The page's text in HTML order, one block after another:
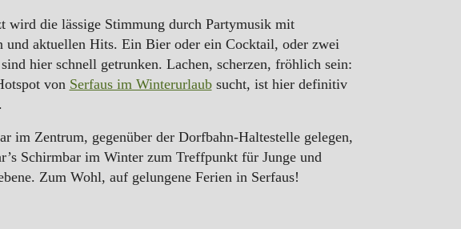
wird die lässige Stimmung durch Partymusik mit
und aktuellen Hits. Ein Bier oder ein Cocktail, oder zwei
hier schnell getrunken. Lachen, scherzen, fröhlich sein:
von Serfaus im Winterurlaubsucht, ist hier definitiv
im Zentrum, gegenüber der Dorfbahn-Haltestelle gelegen,
Schirmbar im Winter zum Treffpunkt für Junge und
Zum Wohl, auf gelungene Ferien in Serfaus!